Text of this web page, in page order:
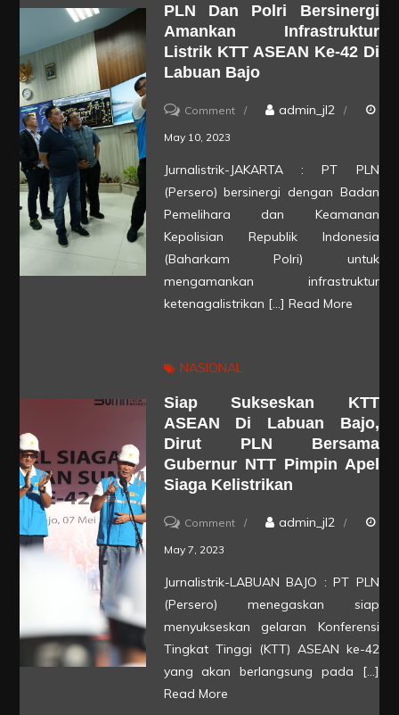
di
Lokasi-
lokasi
KTT
PLN Dan Polri Bersinergi
Amankan Infrastruktur
Listrik KTT ASEAN Ke-42 Di
Labuan Bajo
Commenton
Bersinergi
Amankan
Infrastruktur
Listrik
KTT
di
Labuan
Bajo
admin_jl2
May 10, 2023
Jurnalistrik-JAKARTA : PT PLN
(Persero) bersinergi dengan Badan
Pemelihara dan Keamanan
Kepolisian Republik Indonesia
(Baharkam Polri) untuk
mengamankan infrastruktur
ketenagalistrikan […] Read More
NASIONAL
Siap Sukseskan KTT
ASEAN Di Labuan Bajo,
Dirut PLN Bersama
Gubernur NTT Pimpin Apel
Siaga Kelistrikan
Commenton
di
Labuan
admin_jl2
May 7, 2023
Jurnalistrik-LABUAN BAJO : PT PLN
(Persero) menegaskan siap
menyukseskan gelaran Konferensi
Tingkat Tinggi (KTT) ASEAN ke-42
yang akan berlangsung pada […]
Read More